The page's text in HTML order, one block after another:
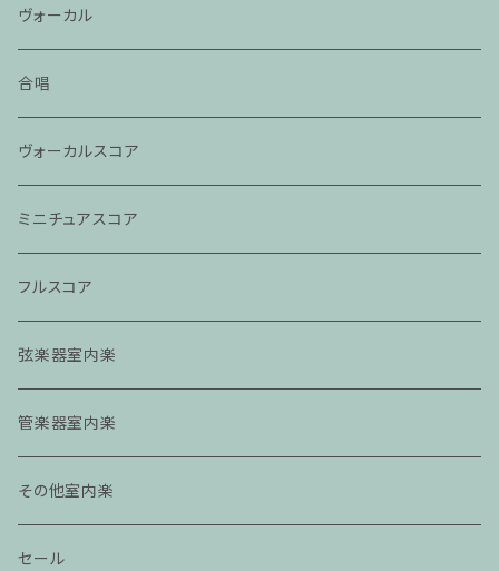
ヴォーカル
合唱
ヴォーカルスコア
ミニチュアスコア
フルスコア
弦楽器室内楽
管楽器室内楽
その他室内楽
セール